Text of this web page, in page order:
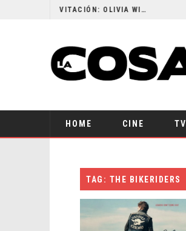
RESEÑA LA INVITACIÓN: OLIVIA WILDE REFLEXIONA SOBRE LA VIDA CONYUGAL
HOME CINE TV
TAG: THE BIKERIDERS